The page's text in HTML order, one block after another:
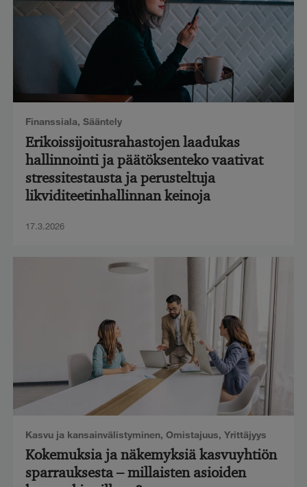
Finanssiala, Sääntely
Erikoissijoitusrahastojen laadukas
hallinnointi ja päätöksenteko vaativat
stressitestausta ja perusteltuja
likviditeetinhallinnan keinoja
17.3.2026
Kasvu ja kansainvälistyminen, Omistajuus, Yrittäjyys
Kokemuksia ja näkemyksiä kasvuyhtiön
sparrauksesta – millaisten asioiden